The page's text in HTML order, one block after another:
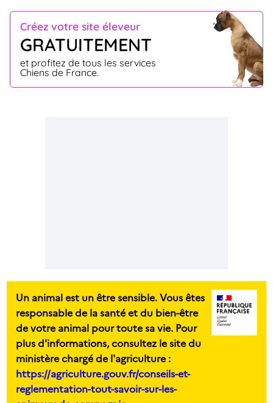
Créez votre site éleveur
GRATUITEMENT
et profitez de tous les services
Chiens de France.
Un animal est un être sensible. Vous êtes
responsable de la santé et du bien-être
de votre animal pour toute sa vie. Pour
plus d'informations, consultez le site du
ministère chargé de l'agriculture :
https://agriculture.gouv.fr/conseils-et-
reglementation-tout-savoir-sur-les-